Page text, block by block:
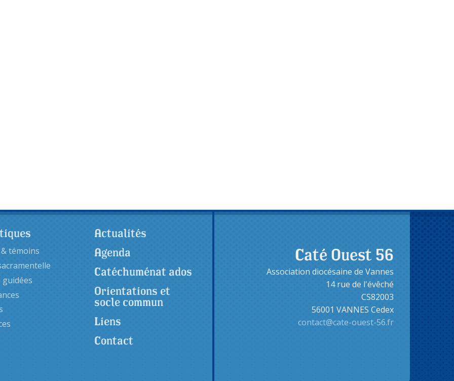
témoins
guidées
Actualités
Agenda
Catéchuménat ados
Orientations et
socle commun
Liens
Contact
Caté Ouest 56
Association diocésaine de Vannes
14 rue de l'évêché
CS82003
56001 VANNES Cedex
contact@cate-ouest-56.fr